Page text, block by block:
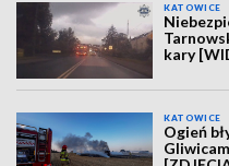
KATOWICE
kary
KATOWICE
Ogień